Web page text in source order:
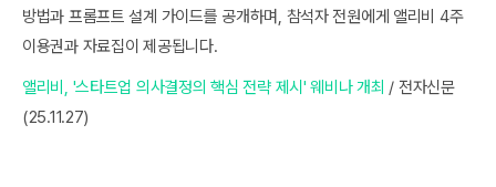
방법과 프롬프트 설계 가이드를 공개하며, 참석자 전원에게 앨리비 4주
이용권과 자료집이 제공됩니다.
앨리비, '스타트업 의사결정의 핵심 전략 제시' 웨비나 개최 / 전자신문
(25.11.27)